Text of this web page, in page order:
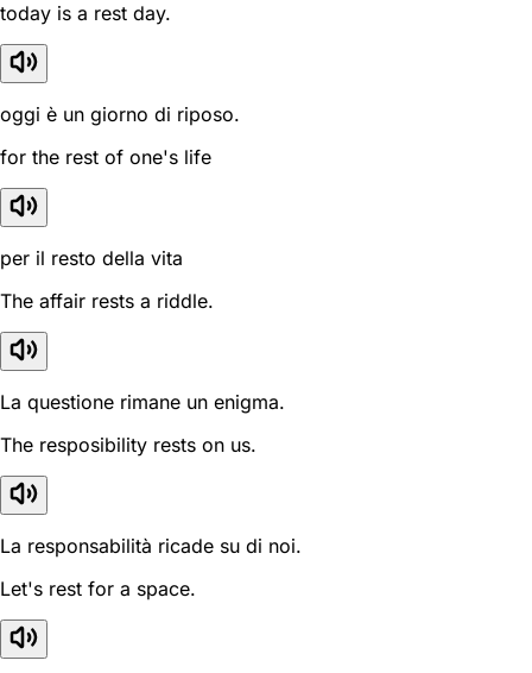
today is a rest day.
oggi è un giorno di riposo.
for the rest of one's life
per il resto della vita
The affair rests a riddle.
La questione rimane un enigma.
The resposibility rests on us.
La responsabilità ricade su di noi.
Let's rest for a space.